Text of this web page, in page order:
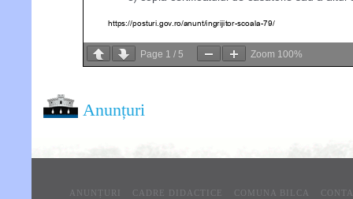
Page 1 / 5 Zoom 100%
Anunțuri
ANUNȚURI CADRE DIDACTICE COMUNA BILCA